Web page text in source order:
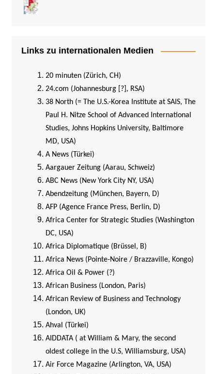
Links zu internationalen Medien
20 minuten (Zürich, CH)
24.com (Johannesburg [?], RSA)
38 North (= The U.S.-Korea Institute at SAIS, The
Paul H. Nitze School of Advanced International
Studies, Johns Hopkins University, Baltimore
MD, USA)
A News (Türkei)
Aargauer Zeitung (Aarau, Schweiz)
ABC News (New York City NY, USA)
Abendzeitung (München, Bayern, D)
AFP (Agence France Press, Berlin, D)
Africa Center for Strategic Studies (Washington
DC, USA)
Africa Diplomatique (Brüssel, B)
Africa News (Pointe-Noire / Brazzaville, Kongo)
Africa Oil & Power (?)
African Business (London, Paris)
African Review of Business and Technology
(London, UK)
Ahval (Türkei)
AIDDATA ( at William & Mary, the second
oldest college in the U.S, Williamsburg, USA)
Air Force Magazine (Arlington, VA, USA)